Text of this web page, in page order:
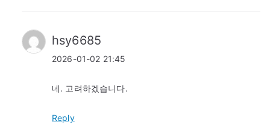
hsy6685
2026-01-02 21:45
네. 고려하겠습니다.
Reply